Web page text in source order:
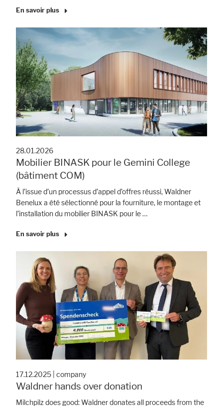
En savoir plus
28.01.2026
Mobilier BINASK pour le Gemini College
(bâtiment COM)
À l’issue d’un processus d’appel d’offres réussi, Waldner
Benelux a été sélectionné pour la fourniture, le montage et
l’installation du mobilier BINASK pour le …
En savoir plus
17.12.2025 company
Waldner hands over donation
Milchpilz does good: Waldner donates all proceeds from the